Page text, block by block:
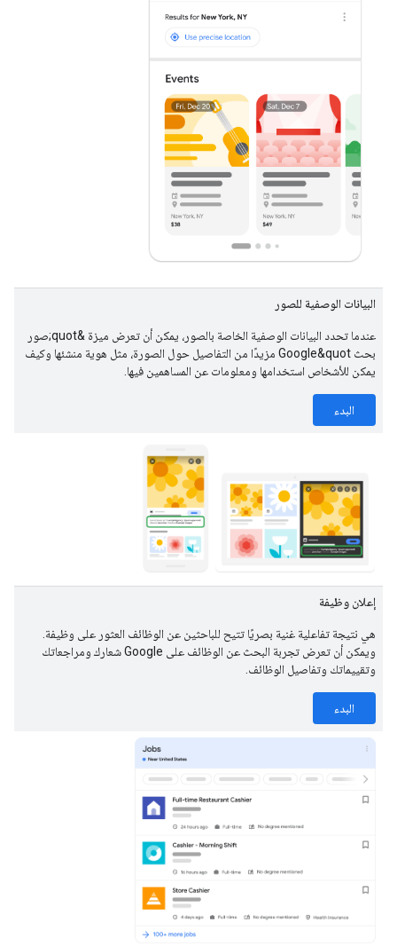
البيانات الوصفية للصور
عندما تحدد البيانات الوصفية الخاصة بالصور، يمكن أن تعرض ميزة &quot;صور
بحث Google&quot مزيدًا من التفاصيل حول الصورة، مثل هوية منشئها وكيف
يمكن للأشخاص استخدامها ومعلومات عن المساهمين فيها.
البدء
إعلان وظيفة
هي نتيجة تفاعلية غنية بصريًا تتيح للباحثين عن الوظائف العثور على وظيفة.
ويمكن أن تعرض تجربة البحث عن الوظائف على Google شعارك ومراجعاتك
وتقييماتك وتفاصيل الوظائف.
البدء